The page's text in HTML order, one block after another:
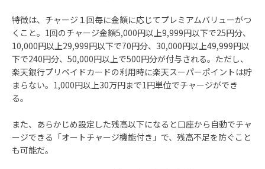
特徴は、チャージ１回毎に金額に応じてプレミアムバリューがつ
くこと。1回のチャージ金額5,000円以上9,999円以下で25円分、
10,000円以上29,999円以下で70円分、30,000円以上49,999円以
下で240円分、50,000円以上で500円分が付与される。ただし、
楽天銀行プリペイドカードの利用時に楽天スーパーポイントは貯
まらない。1,000円以上30万円まで1円単位でチャージができ
る。
また、あらかじめ設定した残高以下になると口座から自動でチャ
ージできる「オートチャージ機能付き」で、残高不足を防ぐこと
も可能だ。